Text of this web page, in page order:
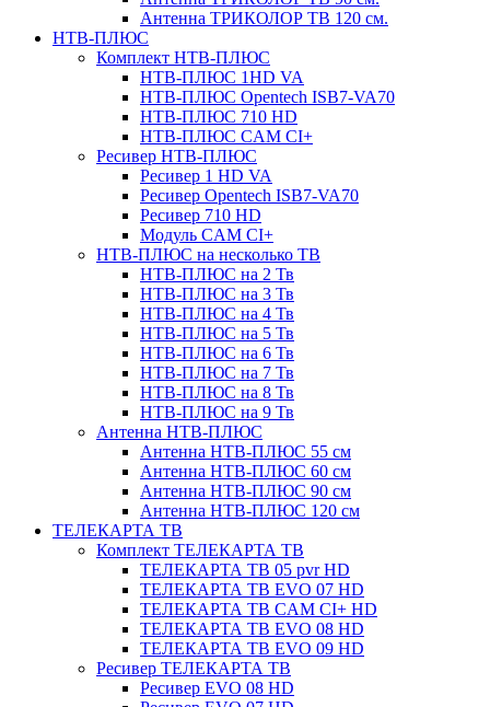
Антенна ТРИКОЛОР ТВ 120 см.
НТВ-ПЛЮС
Комплект НТВ-ПЛЮС
НТВ-ПЛЮС 1HD VA
НТВ-ПЛЮС Opentech ISB7-VA70
НТВ-ПЛЮС 710 HD
НТВ-ПЛЮС CAM CI+
Ресивер НТВ-ПЛЮС
Ресивер 1 HD VA
Ресивер Opentech ISB7-VA70
Ресивер 710 HD
Модуль CAM CI+
НТВ-ПЛЮС на несколько ТВ
НТВ-ПЛЮС на 2 Тв
НТВ-ПЛЮС на 3 Тв
НТВ-ПЛЮС на 4 Тв
НТВ-ПЛЮС на 5 Тв
НТВ-ПЛЮС на 6 Тв
НТВ-ПЛЮС на 7 Тв
НТВ-ПЛЮС на 8 Тв
НТВ-ПЛЮС на 9 Тв
Антенна НТВ-ПЛЮС
Антенна НТВ-ПЛЮС 55 см
Антенна НТВ-ПЛЮС 60 см
Антенна НТВ-ПЛЮС 90 см
Антенна НТВ-ПЛЮС 120 см
ТЕЛЕКАРТА ТВ
Комплект ТЕЛЕКАРТА ТВ
ТЕЛЕКАРТА ТВ 05 pvr HD
ТЕЛЕКАРТА ТВ EVO 07 HD
ТЕЛЕКАРТА ТВ CAM CI+ HD
ТЕЛЕКАРТА ТВ EVO 08 HD
ТЕЛЕКАРТА ТВ EVO 09 HD
Ресивер ТЕЛЕКАРТА ТВ
Ресивер EVO 08 HD